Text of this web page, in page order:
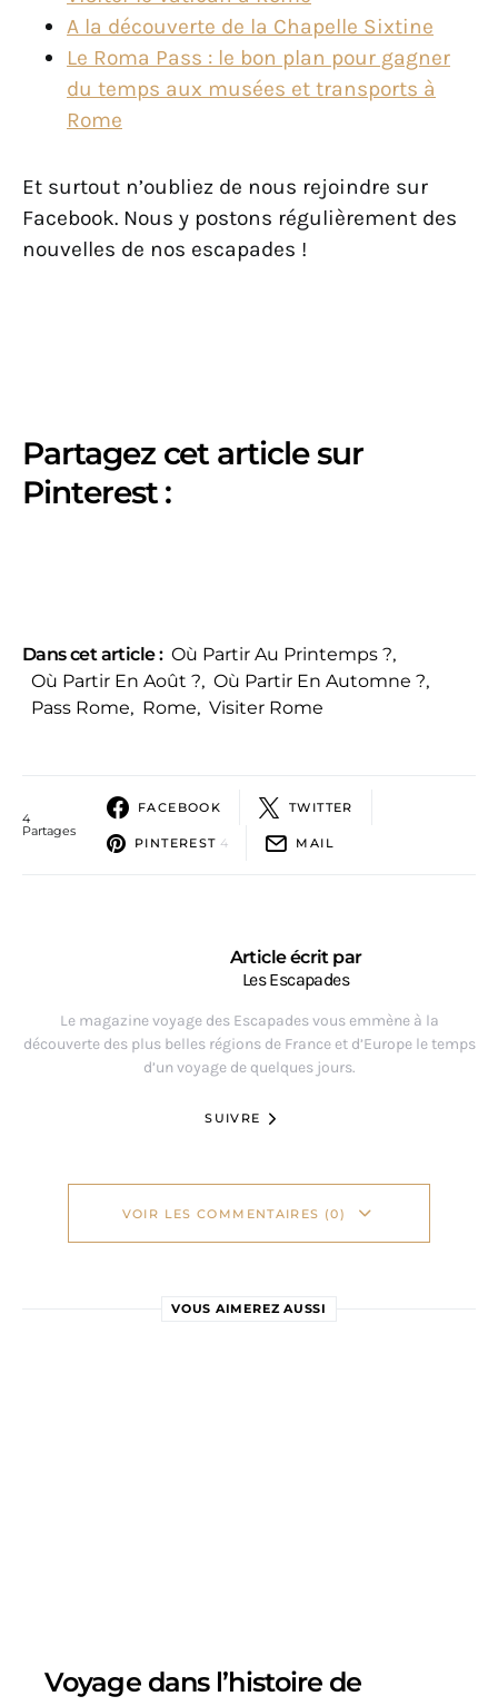
A la découverte de la Chapelle Sixtine
Le Roma Pass : le bon plan pour gagner
du temps aux musées et transports à
Rome
Et surtout n’oubliez de nous rejoindre sur
Facebook. Nous y postons régulièrement des
nouvelles de nos escapades !
Partagez cet article sur
Pinterest :
Dans cet article : Où Partir Au Printemps ?,
Où Partir En Août ?, Où Partir En Automne ?,
Pass Rome, Rome, Visiter Rome
4
Partages
FACEBOOK TWITTER
PINTEREST 4 MAIL
Article écrit par
Les Escapades
Le magazine voyage des Escapades vous emmène à la
découverte des plus belles régions de France et d’Europe le temps
d’un voyage de quelques jours.
SUIVRE
VOIR LES COMMENTAIRES (0)
VOUS AIMEREZ AUSSI
Voyage dans l’histoire de